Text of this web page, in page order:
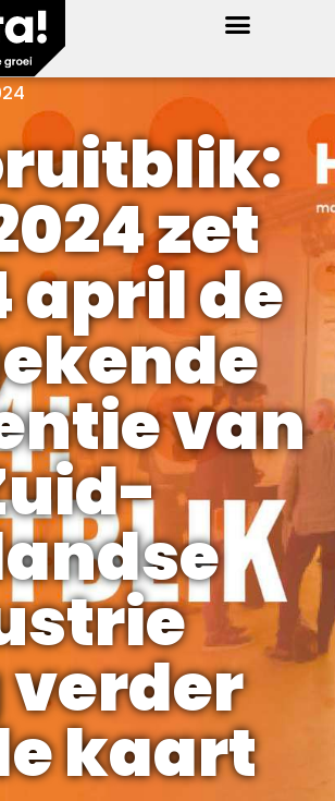
zet
april de
van
verder
kaart